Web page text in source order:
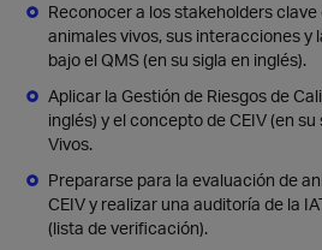
Reconocer a los stakeholders
animales vivos, sus interacciones y
bajo el QMS (en su sigla en inglés).
Aplicar la Gestión de Riesgos de
inglés) y el concepto de CEIV (en
Vivos.
Prepararse para la evaluación de
CEIV y realizar una auditoría de la
(lista de verificación).